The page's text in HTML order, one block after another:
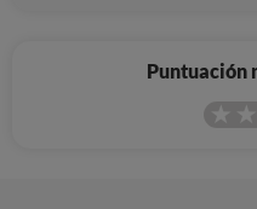
Puntuación